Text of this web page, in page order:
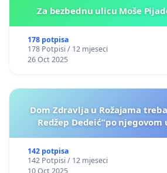
Za bezbednu ulicu Moše
178 potpisa
178 Potpisi / 12 mjeseci
26 Oct 2025
Dom Zdravlja u Rožajama
Redžep Dedeić”po
142 potpisa
142 Potpisi / 12 mjeseci